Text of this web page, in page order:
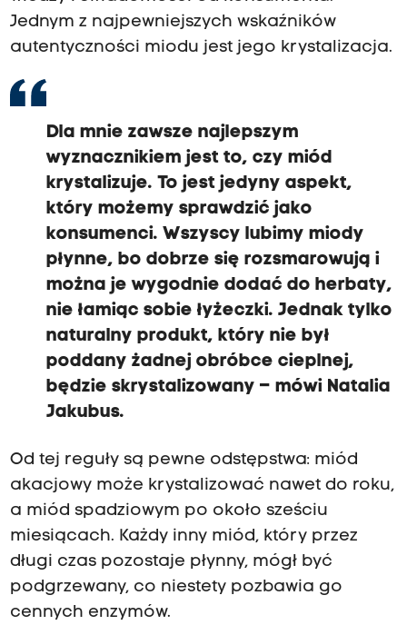
Jednym z najpewniejszych wskaźników
autentyczności miodu jest jego krystalizacja.
Dla mnie zawsze najlepszym
wyznacznikiem jest to, czy miód
krystalizuje. To jest jedyny aspekt,
który możemy sprawdzić jako
konsumenci. Wszyscy lubimy miody
płynne, bo dobrze się rozsmarowują i
można je wygodnie dodać do herbaty,
nie łamiąc sobie łyżeczki. Jednak tylko
naturalny produkt, który nie był
poddany żadnej obróbce cieplnej,
będzie skrystalizowany – mówi Natalia
Jakubus.
Od tej reguły są pewne odstępstwa: miód
akacjowy może krystalizować nawet do roku,
a miód spadziowym po około sześciu
miesiącach. Każdy inny miód, który przez
długi czas pozostaje płynny, mógł być
podgrzewany, co niestety pozbawia go
cennych enzymów.